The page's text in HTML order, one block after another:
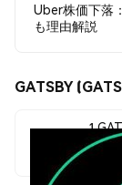
Uber株価下落
も理由解説
GATSBY
1